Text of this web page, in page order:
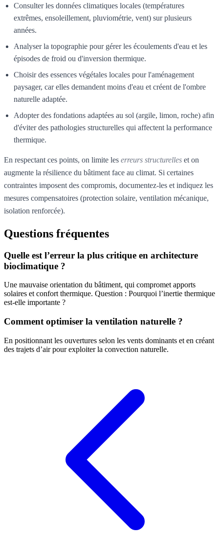
Consulter les données climatiques locales (températures
extrêmes, ensoleillement, pluviométrie, vent) sur plusieurs
années.
Analyser la topographie pour gérer les écoulements d'eau et les
épisodes de froid ou d'inversion thermique.
Choisir des essences végétales locales pour l'aménagement
paysager, car elles demandent moins d'eau et créent de l'ombre
naturelle adaptée.
Adopter des fondations adaptées au sol (argile, limon, roche) afin
d'éviter des pathologies structurelles qui affectent la performance
thermique.
En respectant ces points, on limite les erreurs structurelles et on
augmente la résilience du bâtiment face au climat. Si certaines
contraintes imposent des compromis, documentez-les et indiquez les
mesures compensatoires (protection solaire, ventilation mécanique,
isolation renforcée).
Questions fréquentes
Quelle est l’erreur la plus critique en architecture
bioclimatique ?
Une mauvaise orientation du bâtiment, qui compromet apports
solaires et confort thermique. Question : Pourquoi l’inertie thermique
est-elle importante ?
Comment optimiser la ventilation naturelle ?
En positionnant les ouvertures selon les vents dominants et en créant
des trajets d’air pour exploiter la convection naturelle.